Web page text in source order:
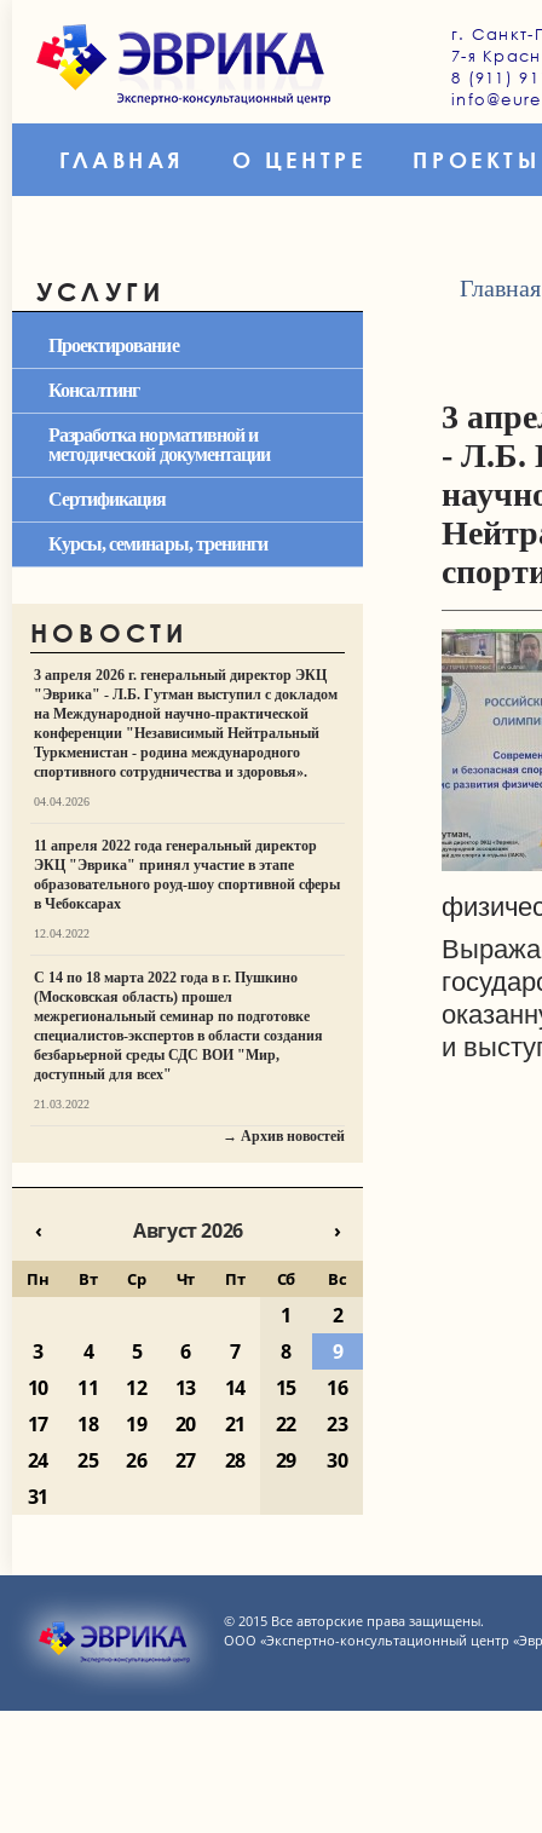
г. Санкт-
7-я
8 (911)
ГЛАВНАЯ О ЦЕНТРЕ ПРОЕКТЫ
Главная
3
- Л.Б.
и
УСЛУГИ
Проектирование
Консалтинг
Разработка нормативной и
методической документации
Сертификация
Курсы, семинары, тренинги
НОВОСТИ
3 апреля 2026 г. генеральный директор ЭКЦ
"Эврика" - Л.Б. Гутман выступил с докладом
на Международной научно-практической
конференции "Независимый Нейтральный
Туркменистан - родина международного
спортивного сотрудничества и здоровья».
04.04.2026
11 апреля 2022 года генеральный директор
ЭКЦ "Эврика" принял участие в этапе
образовательного роуд-шоу спортивной сферы
в Чебоксарах
12.04.2022
С 14 по 18 марта 2022 года в г. Пушкино
(Московская область) прошел
межрегиональный семинар по подготовке
специалистов-экспертов в области создания
безбарьерной среды СДС ВОИ "Мир,
доступный для всех"
21.03.2022
→ Архив новостей
‹ Август 2026 ›
Пн Вт Ср Чт Пт Сб Вс
1
2
3
4 5 6 7 8
9
10
11 12 13 14 15
16
17
18 19 20 21 22
23
24
25 26 27 28 29
30
31
© 2015 Все авторские права защищены.
ООО «Экспертно-консультационный центр